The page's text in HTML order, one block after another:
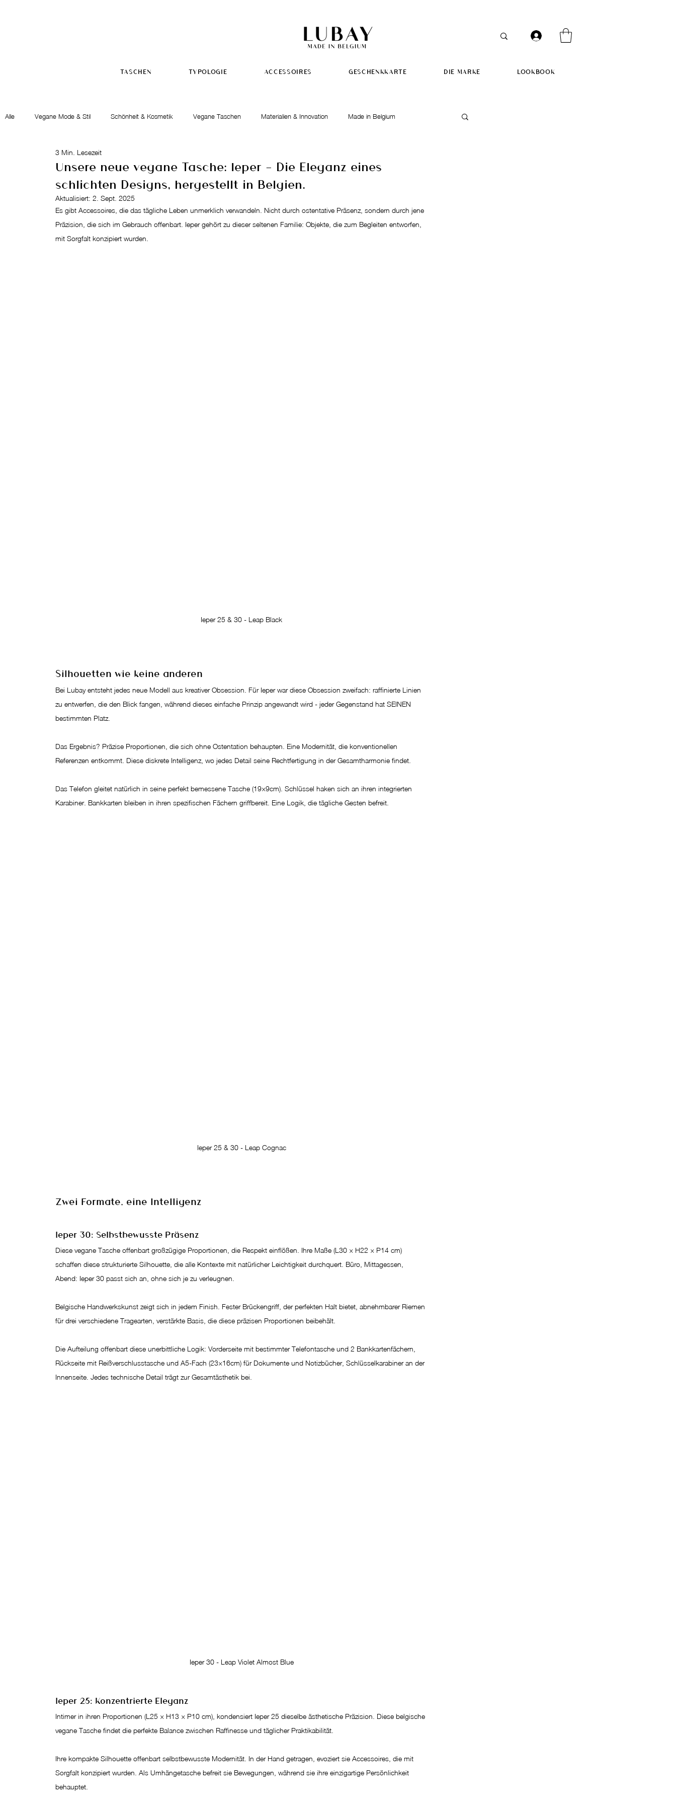
TASCHEN TYPOLOGIE ACCESSOIRES GESCHENKKARTE DIE MARKE LOOKBOOK
Alle Vegane Mode & Stil Schönheit & Kosmetik Vegane Taschen Materialien & Innovation Made in Belgium
Die Geschichte von Lubay
Unsere neue vegane Tasche: Ieper - Die Eleganz eines
schlichten Designs, hergestellt in Belgien.
3 Min. Lesezeit
Aktualisiert: 2. Sept. 2025
Es gibt Accessoires, die das tägliche Leben unmerklich verwandeln. Nicht durch ostentative Präsenz, sondern durch jene
Präzision, die sich im Gebrauch offenbart. Ieper gehört zu dieser seltenen Familie: Objekte, die zum Begleiten entworfen,
mit Sorgfalt konzipiert wurden.
Ieper 25 & 30 - Leap Black
Silhouetten wie keine anderen
Bei Lubay entsteht jedes neue Modell aus kreativer Obsession. Für Ieper war diese Obsession zweifach: raffinierte Linien
zu entwerfen, die den Blick fangen, während dieses einfache Prinzip angewandt wird - jeder Gegenstand hat SEINEN
bestimmten Platz.
Das Ergebnis? Präzise Proportionen, die sich ohne Ostentation behaupten. Eine Modernität, die konventionellen
Referenzen entkommt. Diese diskrete Intelligenz, wo jedes Detail seine Rechtfertigung in der Gesamtharmonie findet.
Das Telefon gleitet natürlich in seine perfekt bemessene Tasche (19×9cm). Schlüssel haken sich an ihren integrierten
Karabiner. Bankkarten bleiben in ihren spezifischen Fächern griffbereit. Eine Logik, die tägliche Gesten befreit.
Ieper 25 & 30 - Leap Cognac
Zwei Formate, eine Intelligenz
Ieper 30: Selbstbewusste Präsenz
Diese vegane Tasche offenbart großzügige Proportionen, die Respekt einflößen. Ihre Maße (L30 × H22 × P14 cm)
schaffen diese strukturierte Silhouette, die alle Kontexte mit natürlicher Leichtigkeit durchquert. Büro, Mittagessen,
Abend: Ieper 30 passt sich an, ohne sich je zu verleugnen.
Belgische Handwerkskunst zeigt sich in jedem Finish. Fester Brückengriff, der perfekten Halt bietet, abnehmbarer Riemen
für drei verschiedene Tragearten, verstärkte Basis, die diese präzisen Proportionen beibehält.
Die Aufteilung offenbart diese unerbittliche Logik: Vorderseite mit bestimmter Telefontasche und 2 Bankkartenfächern,
Rückseite mit Reißverschlusstasche und A5-Fach (23×16cm) für Dokumente und Notizbücher, Schlüsselkarabiner an der
Innenseite. Jedes technische Detail trägt zur Gesamtästhetik bei.
Ieper 30 - Leap Violet Almost Blue
Ieper 25: Konzentrierte Eleganz
Intimer in ihren Proportionen (L25 × H13 × P10 cm), kondensiert Ieper 25 dieselbe ästhetische Präzision. Diese belgische
vegane Tasche findet die perfekte Balance zwischen Raffinesse und täglicher Praktikabilität.
Ihre kompakte Silhouette offenbart selbstbewusste Modernität. In der Hand getragen, evoziert sie Accessoires, die mit
Sorgfalt konzipiert wurden. Als Umhängetasche befreit sie Bewegungen, während sie ihre einzigartige Persönlichkeit
behauptet.